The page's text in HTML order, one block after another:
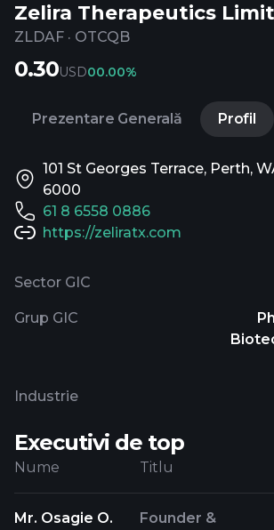
Zelira Therapeutics
ZLDAF · OTCQB
0.30USD00.00%
Prezentare Generală Profil
101 St Georges Terrace, Perth,
6000
61 8 6558 0886
https://zeliratx.com
Sector GIC
Grup GIC
Industrie
Executivi de top
Nume Titlu
Mr. Osagie O.
Founder &